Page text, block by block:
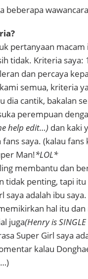
beberapa
pertanyaan macam
tidak. Kriteria saya:
dan percaya
semua, kriteria
dia cantik, bakalan
perempuan
help edit…) dan kaki
fans saya. (kalau
Man!*LOL*
membantu dan
tidak penting, tapi
saya adalah ibu
hal itu
juga(Henry is
Super Girl saya
kalau